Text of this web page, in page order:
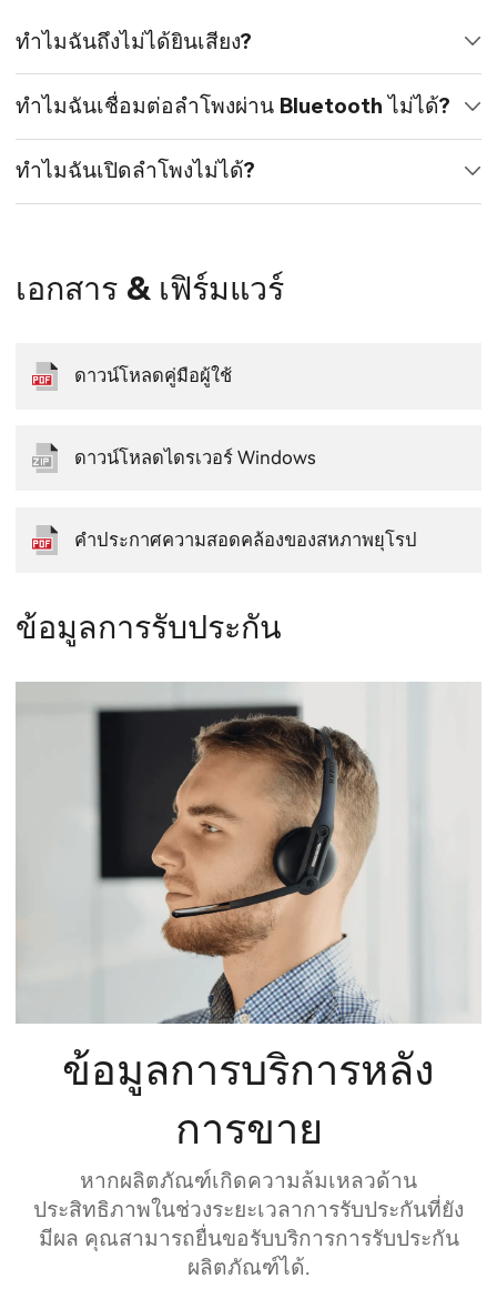
ทำไมฉันถึงไม่ได้ยินเสียง?
ทำไมฉันเชื่อมต่อลำโพงผ่าน Bluetooth ไม่ได้?
ทำไมฉันเปิดลำโพงไม่ได้?
เอกสาร & เฟิร์มแวร์
ดาวน์โหลดคู่มือผู้ใช้
ดาวน์โหลดไดรเวอร์ Windows
คำประกาศความสอดคล้องของสหภาพยุโรป
ข้อมูลการรับประกัน
ข้อมูลการบริการหลัง
การขาย
หากผลิตภัณฑ์เกิดความล้มเหลวด้าน
ประสิทธิภาพในช่วงระยะเวลาการรับประกันที่ยัง
มีผล คุณสามารถยื่นขอรับบริการการรับประกัน
ผลิตภัณฑ์ได้.